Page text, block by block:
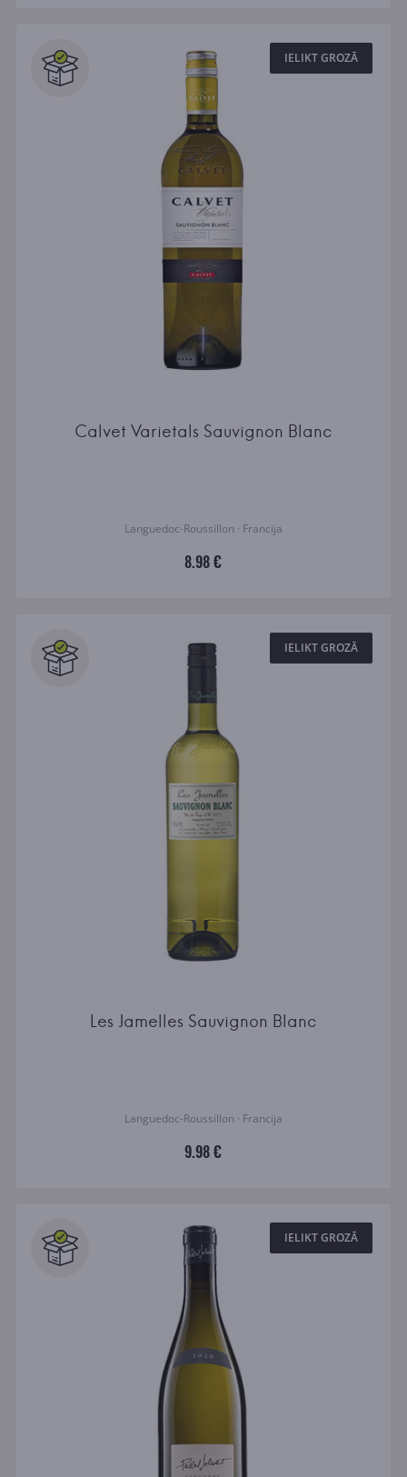
IELIKT GROZĀ
Calvet Varietals Sauvignon Blanc
Languedoc-Roussillon · Francija
8.98 €
IELIKT GROZĀ
Les Jamelles Sauvignon Blanc
Languedoc-Roussillon · Francija
9.98 €
IELIKT GROZĀ